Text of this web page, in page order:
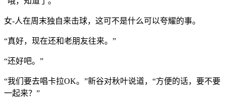
女-人在周末独自来击球，这可不是什么可以夸耀的事。
“真好，现在还和老朋友往来。”
“还好吧。”
“我们要去唱卡拉OK。”新谷对秋叶说道，“方便的话，要不要
一起来？”